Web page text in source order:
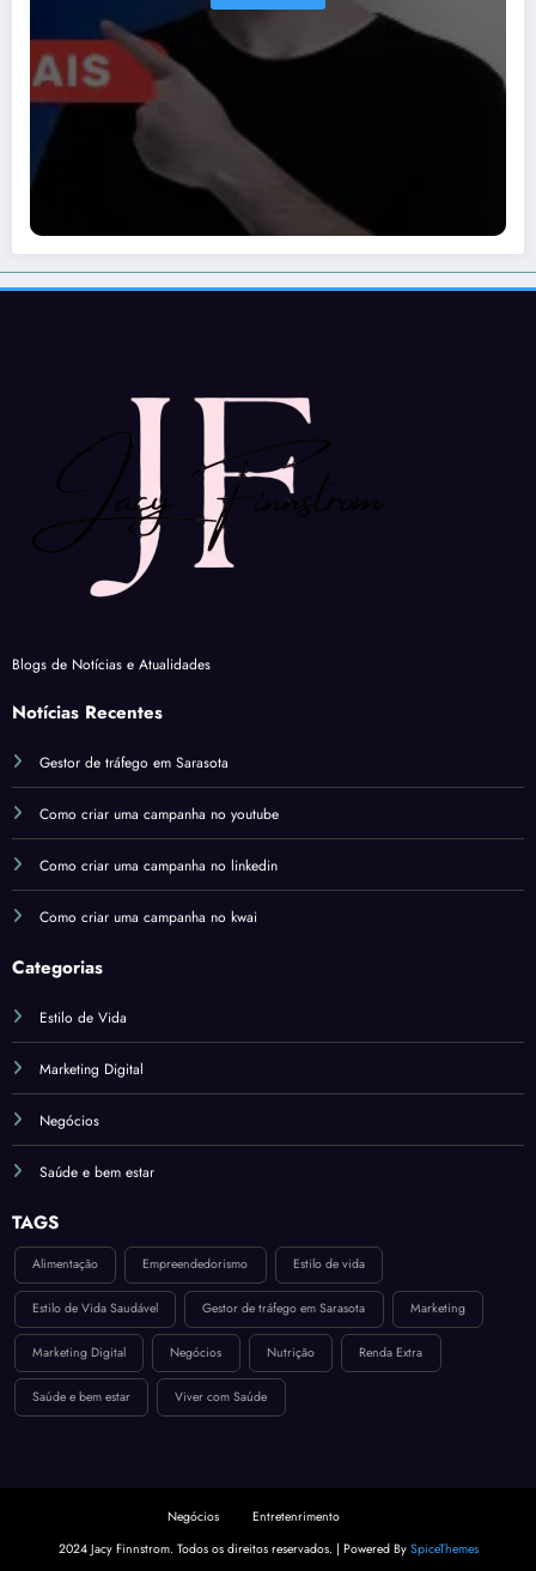
Blogs de Notícias e Atualidades
Notícias Recentes
Gestor de tráfego em Sarasota
Como criar uma campanha no youtube
Como criar uma campanha no linkedin
Como criar uma campanha no kwai
Categorias
Estilo de Vida
Marketing Digital
Negócios
Saúde e bem estar
TAGS
Alimentação Empreendedorismo Estilo de vida
Estilo de Vida Saudável Gestor de tráfego em Sarasota Marketing
Marketing Digital Negócios Nutrição Renda Extra
Saúde e bem estar Viver com Saúde
Negócios
Entretenrimento
2024 Jacy Finnstrom. Todos os direitos reservados. | Powered By SpiceThemes